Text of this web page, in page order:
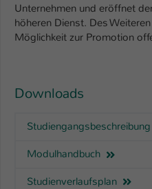
Unternehmen und eröffnet
höheren Dienst. Des
Möglichkeit zur Promotion
Downloads
Studiengangsbeschreibung
Modulhandbuch
Studienverlaufsplan